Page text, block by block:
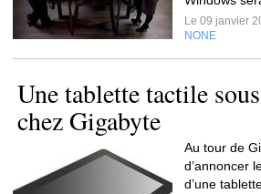
Le 09 janvier
NONE
Une tablette tactile
chez Gigabyte
Au tour de
d’annoncer
d’une